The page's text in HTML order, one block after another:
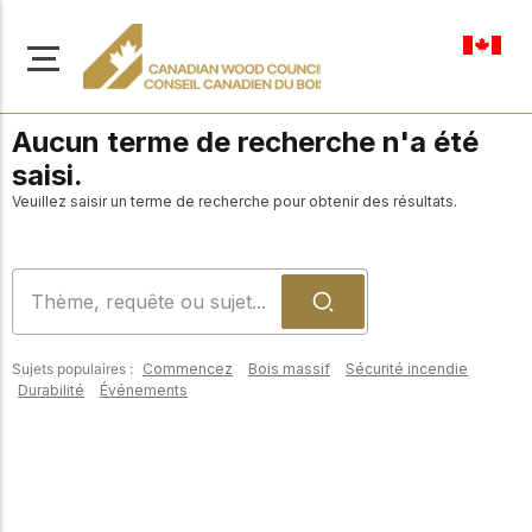
Accédez à un large
À propos de nous
Apprenez-en davantage
sur notre mission visant à
construction en bois
Aucun terme de recherche n'a été
saisi.
Veuillez saisir un terme de recherche pour obtenir des résultats.
Sujets populaires : Commencez Bois massif
Sécurité incendie
Durabilité
Événements